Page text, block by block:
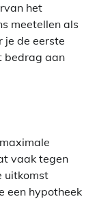
het
meetellen als
je de eerste
bedrag aan
vaak tegen
uitkomst
een hypotheek